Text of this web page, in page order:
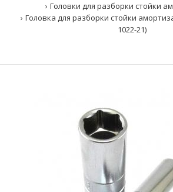
Головки для разборки стойки
Головка для разборки стойки
1022-21)